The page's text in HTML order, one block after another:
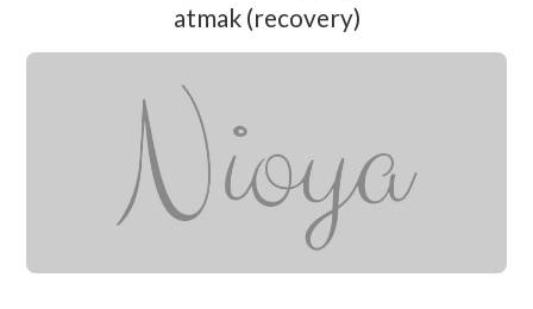
atmak (recovery)